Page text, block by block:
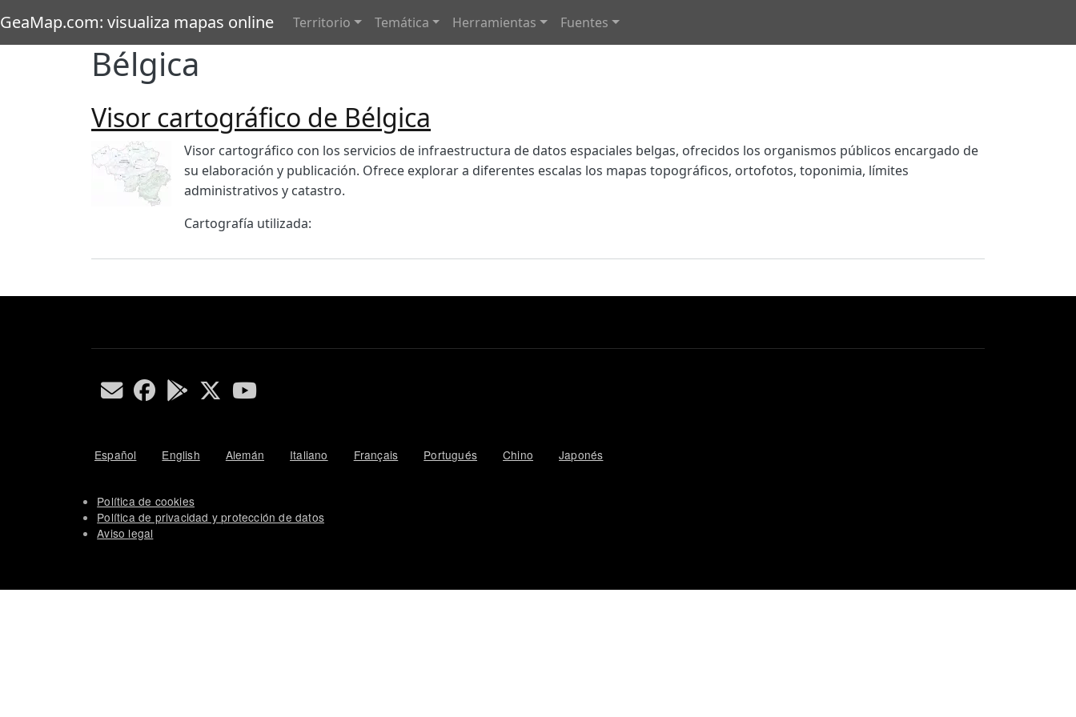
GeaMap.com: visualiza mapas online Main navigation
Territorio Temática Herramientas Fuentes
Bélgica
Visor cartográfico de Bélgica
Imagen
Body
Visor cartográfico con los servicios de infraestructura de datos espaciales belgas, ofrecidos los organismos públicos encargado de
su elaboración y publicación. Ofrece explorar a diferentes escalas los mapas topográficos, ortofotos, toponimia, límites
administrativos y catastro.
Cartografía utilizada:
Español English Alemán Italiano Français Portugués Chino Japonés
Política de cookies
Política de privacidad y protección de datos
Aviso legal